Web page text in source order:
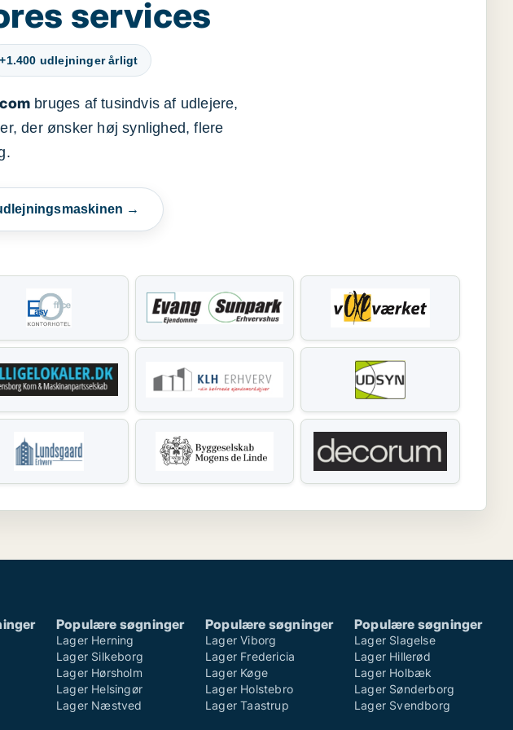
services
+1.400 udlejninger årligt
bruges af tusindvis af udlejere,
der ønsker høj synlighed, flere
→
Populære søgninger
Lager Herning
Lager Silkeborg
Lager Hørsholm
Lager Helsingør
Lager Næstved
Populære søgninger
Lager Viborg
Lager Fredericia
Lager Køge
Lager Holstebro
Lager Taastrup
Populære søgninger
Lager Slagelse
Lager Hillerød
Lager Holbæk
Lager Sønderborg
Lager Svendborg